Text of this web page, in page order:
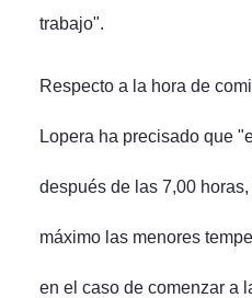
trabajo".
Respecto a la hora de
Lopera ha precisado que
después de las 7,00
máximo las menores
en el caso de comenzar a